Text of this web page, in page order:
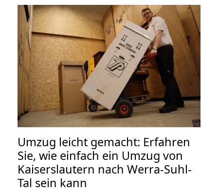
Umzug leicht gemacht: Erfahren
Sie, wie einfach ein Umzug von
Kaiserslautern nach Werra-Suhl-
Tal sein kann